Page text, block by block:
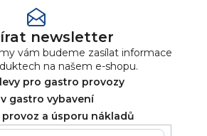
newsletter
vám budeme zasílat informace
na našem e-shopu.
pro gastro provozy
gastro vybavení
a úsporu nákladů